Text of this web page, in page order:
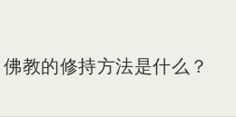
佛教的修持方法是什么？